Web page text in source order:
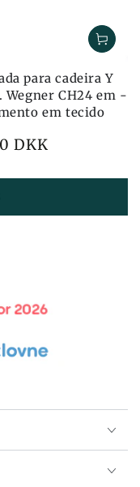
para cadeira Y
Wegner CH24 em -
em tecido
DKK